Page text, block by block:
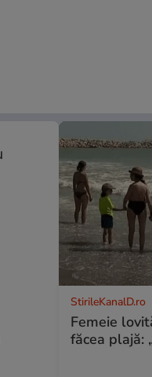
StirileKanalD.ro
Femeie
făcea plajă: